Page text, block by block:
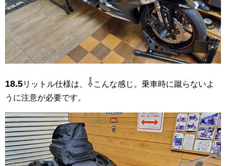
18.5リットル仕様は、 ⇩ こんな感じ。乗車時に蹴らないよ
うに注意が必要です。